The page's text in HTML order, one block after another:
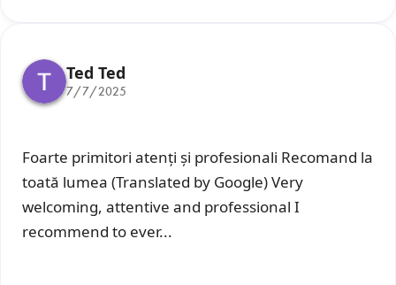
Ted Ted
7/7/2025
Foarte primitori atenți și profesionali Recomand la
toată lumea (Translated by Google) Very
welcoming, attentive and professional I
recommend to ever...